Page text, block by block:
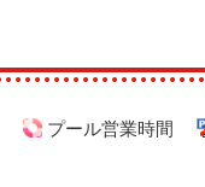
プール営業時間